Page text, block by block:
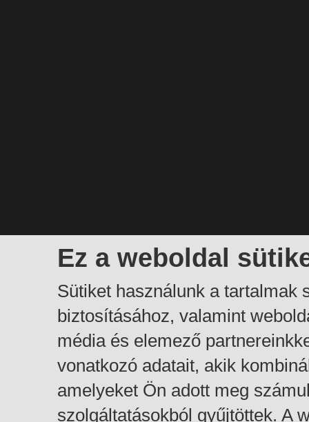
Ez a weboldal
Sütiket használunk a tartalmak
biztosításához, valamint
média és elemező
vonatkozó adatait, akik
amelyeket Ön adott meg
szolgáltatásokból gyűjtöttek. A